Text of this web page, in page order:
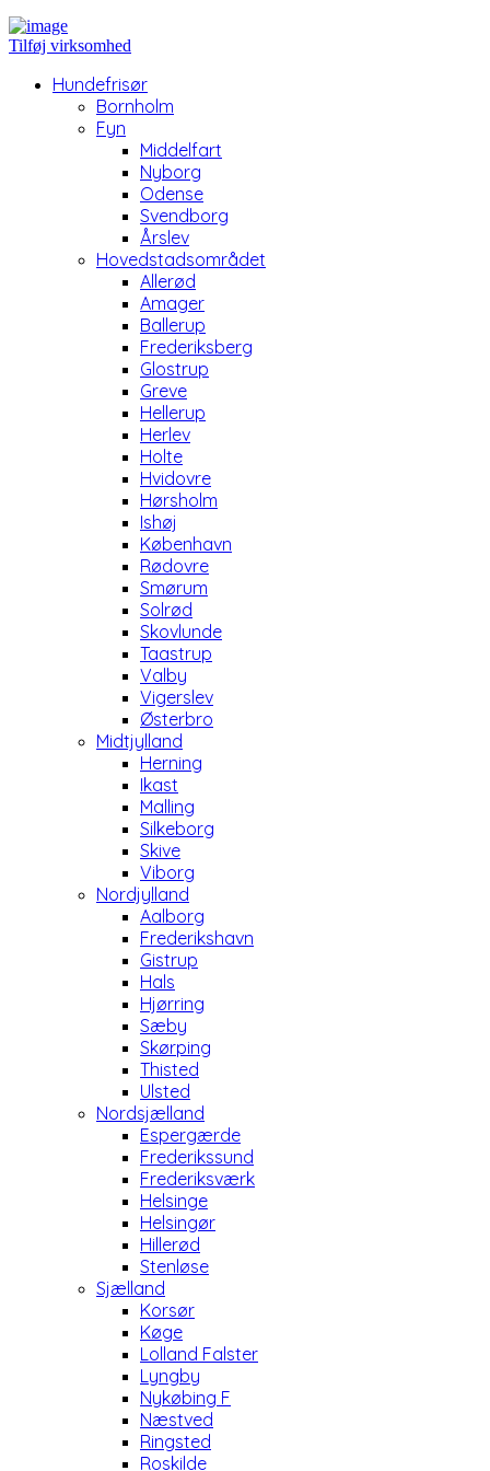
Tilføj virksomhed
Hundefrisør
Bornholm
Fyn
Middelfart
Nyborg
Odense
Svendborg
Årslev
Hovedstadsområdet
Allerød
Amager
Ballerup
Frederiksberg
Glostrup
Greve
Hellerup
Herlev
Holte
Hvidovre
Hørsholm
Ishøj
København
Rødovre
Smørum
Solrød
Skovlunde
Taastrup
Valby
Vigerslev
Østerbro
Midtjylland
Herning
Ikast
Malling
Silkeborg
Skive
Viborg
Nordjylland
Aalborg
Frederikshavn
Gistrup
Hals
Hjørring
Sæby
Skørping
Thisted
Ulsted
Nordsjælland
Espergærde
Frederikssund
Frederiksværk
Helsinge
Helsingør
Hillerød
Stenløse
Sjælland
Korsør
Køge
Lolland Falster
Lyngby
Nykøbing F
Næstved
Ringsted
Roskilde